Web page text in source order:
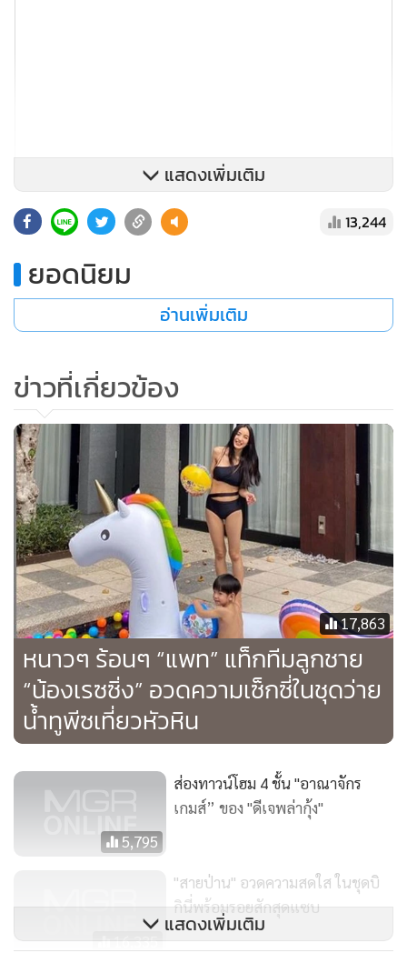
แสดงเพิ่มเติม
13,244
ยอดนิยม
อ่านเพิ่มเติม
ข่าวที่เกี่ยวข้อง
17,863
หนาวๆ ร้อนๆ “แพท” แท็กทีมลูกชาย
“น้องเรซซิ่ง” อวดความเซ็กซี่ในชุดว่าย
น้ำทูพีซเที่ยวหัวหิน
5,795
ส่องทาวน์โฮม 4 ชั้น "อาณาจักร
เกมส์” ของ "ดีเจพล่ากุ้ง"
16,335
"สายป่าน" อวดความสดใส ในชุดบิ
กินี่พร้อมรอยสักสุดแซบ
แสดงเพิ่มเติม